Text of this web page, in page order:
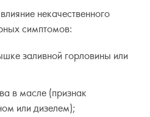
некачественного
симптомов:
заливной горловины или
в масле (признак
или дизелем);